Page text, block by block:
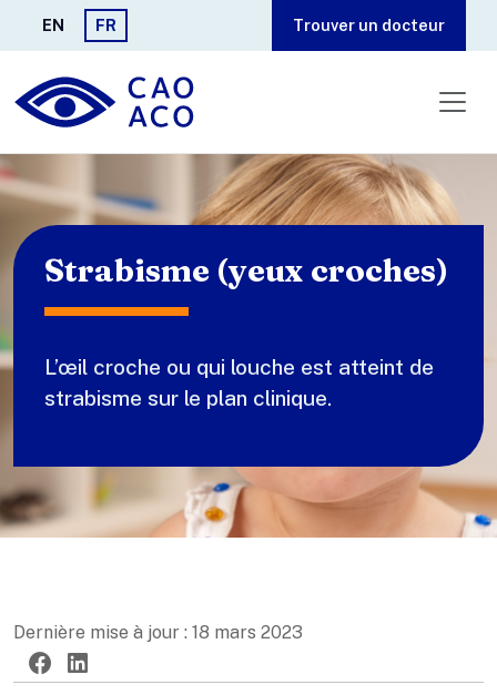
Aller au contenu principal
EN FR Trouver un docteur
Strabisme (yeux croches)
L’œil croche ou qui louche est atteint de
strabisme sur le plan clinique.
Dernière mise à jour : 18 mars 2023
TwitterFacebook
LinkedIn